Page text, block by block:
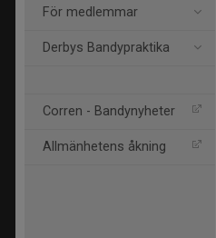
För medlemmar
Derbys Bandypraktika
Corren - Bandynyheter
Allmänhetens åkning